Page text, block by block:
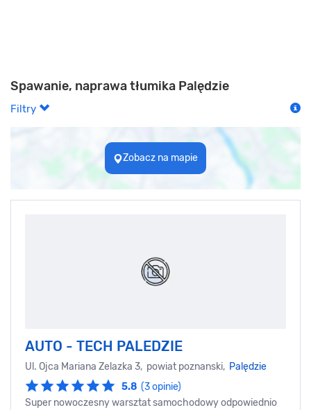
Spawanie, naprawa tłumika Palędzie
Filtry
Zobacz na mapie
AUTO - TECH PALEDZIE
Ul. Ojca Mariana Zelazka 3, powiat poznanski, Palędzie
5.8 (3 opinie)
Super nowoczesny warsztat samochodowy odpowiednio